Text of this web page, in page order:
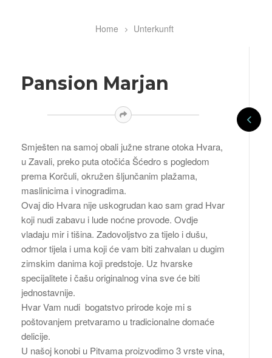
Home Unterkunft
Pansion Marjan
Smješten na samoj obali južne strane otoka Hvara,
u Zavali, preko puta otočića Šćedro s pogledom
prema Korčuli, okružen šljunčanim plažama,
maslinicima i vinogradima.
Ovaj dio Hvara nije uskogrudan kao sam grad Hvar
koji nudi zabavu i lude noćne provode. Ovdje
vladaju mir i tišina. Zadovoljstvo za tijelo i dušu,
odmor tijela i uma koji će vam biti zahvalan u dugim
zimskim danima koji predstoje. Uz hvarske
specijalitete i čašu originalnog vina sve će biti
jednostavnije.
Hvar Vam nudi bogatstvo prirode koje mi s
poštovanjem pretvaramo u tradicionalne domaće
delicije.
U našoj konobi u Pitvama proizvodimo 3 vrste vina,